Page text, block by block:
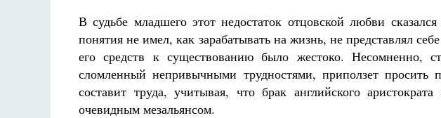
В судьбе младшего этот недостаток отцовской любви
понятия не имел, как зарабатывать на жизнь, не представлял
его средств к существованию было жестоко.
сломленный непривычными трудностями, приползет
составит труда, учитывая, что брак английского
очевидным мезальянсом.